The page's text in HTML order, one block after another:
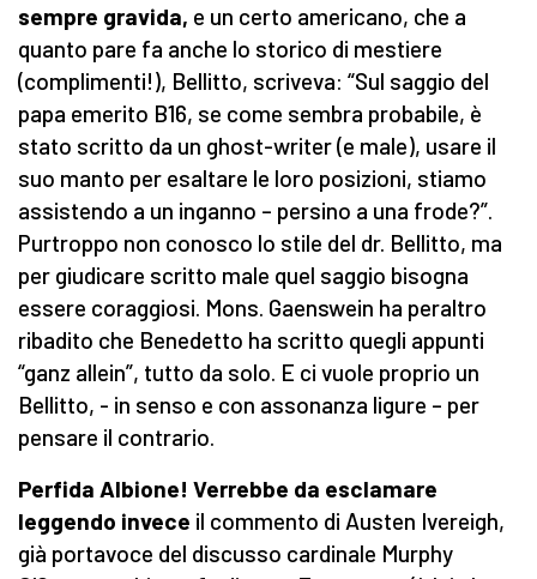
sempre gravida, e un certo americano, che a
quanto pare fa anche lo storico di mestiere
(complimenti!), Bellitto, scriveva: “Sul saggio del
papa emerito B16, se come sembra probabile, è
stato scritto da un ghost-writer (e male), usare il
suo manto per esaltare le loro posizioni, stiamo
assistendo a un inganno – persino a una frode?”.
Purtroppo non conosco lo stile del dr. Bellitto, ma
per giudicare scritto male quel saggio bisogna
essere coraggiosi. Mons. Gaenswein ha peraltro
ribadito che Benedetto ha scritto quegli appunti
“ganz allein”, tutto da solo. E ci vuole proprio un
Bellitto, - in senso e con assonanza ligure – per
pensare il contrario.
Perfida Albione! Verrebbe da esclamare
leggendo invece il commento di Austen Ivereigh,
già portavoce del discusso cardinale Murphy